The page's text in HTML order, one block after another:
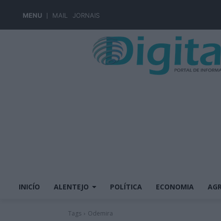
MENU MAIL JORNAIS
INICÍO ALENTEJO POLÍTICA ECONOMIA
Tags Odemira